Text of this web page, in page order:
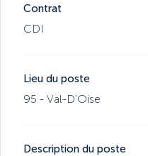
Contrat
CDI
Lieu du poste
95 - Val-D'Oise
Description du poste